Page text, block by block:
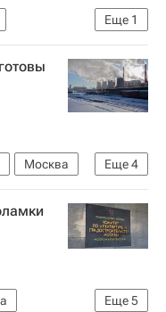
Еще 1
Еще4
Москва
Еще5